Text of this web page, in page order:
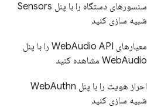
سنسورهای دستگاه را با پنل Sensors
شبیه سازی کنید
معیارهای Web
Audio API را با پنل
WebAudio مشاهده کنید
احراز هویت را با پنل Web Authn
شبیه سازی کنید